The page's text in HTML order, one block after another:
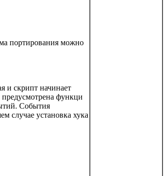
портирования можно
и скрипт начинает
предусмотрена функци
События
случае установка хука